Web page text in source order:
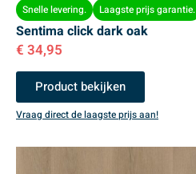
Snelle levering. Laagste prijs garantie.
Sentima click dark oak
€ 34,95
Product bekijken
Vraag direct de laagste prijs aan!